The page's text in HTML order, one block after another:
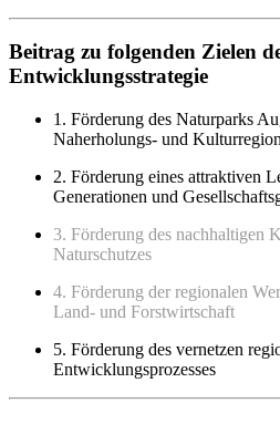
Beitrag zu folgenden Zielen
Entwicklungsstrategie
1. Förderung des Naturparks
Naherholungs- und Kulturregion
2. Förderung eines attraktiven
Generationen und
3. Förderung des nachhaltigen
Naturschutzes
4. Förderung der regionalen
Land- und Forstwirtschaft
5. Förderung des vernetzen
Entwicklungsprozesses